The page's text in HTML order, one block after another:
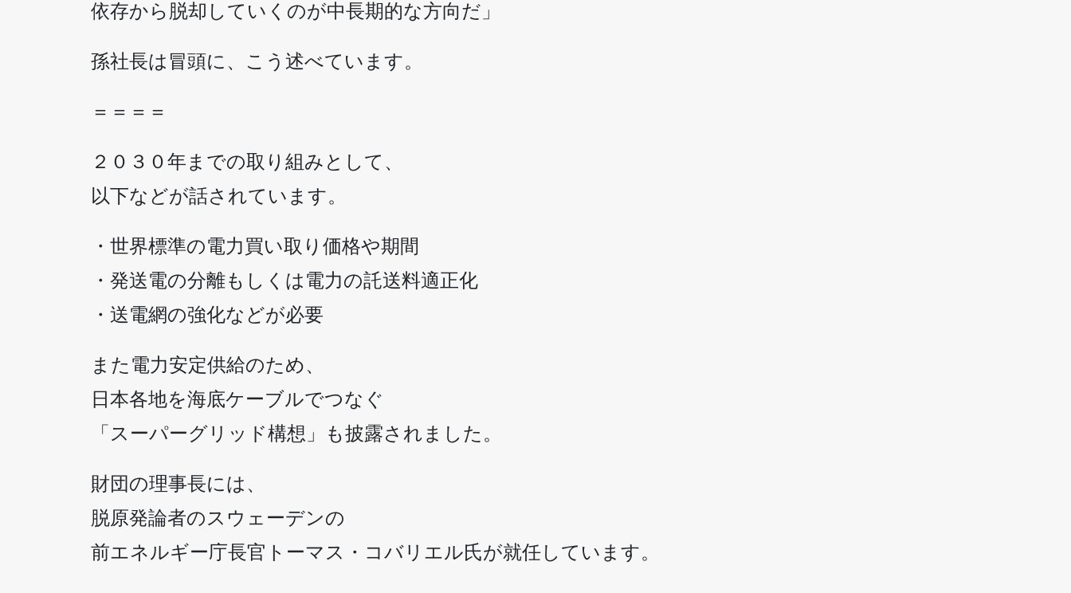
依存から脱却していくのが中長期的な方向だ」
孫社長は冒頭に、こう述べています。
＝＝＝＝
２０３０年までの取り組みとして、
以下などが話されています。
・世界標準の電力買い取り価格や期間
・発送電の分離もしくは電力の託送料適正化
・送電網の強化などが必要
また電力安定供給のため、
日本各地を海底ケーブルでつなぐ
「スーパーグリッド構想」も披露されました。
財団の理事長には、
脱原発論者のスウェーデンの
前エネルギー庁長官トーマス・コバリエル氏が就任しています。